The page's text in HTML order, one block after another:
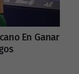
En Ganar